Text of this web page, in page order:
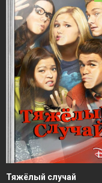
Тяжёлый случай